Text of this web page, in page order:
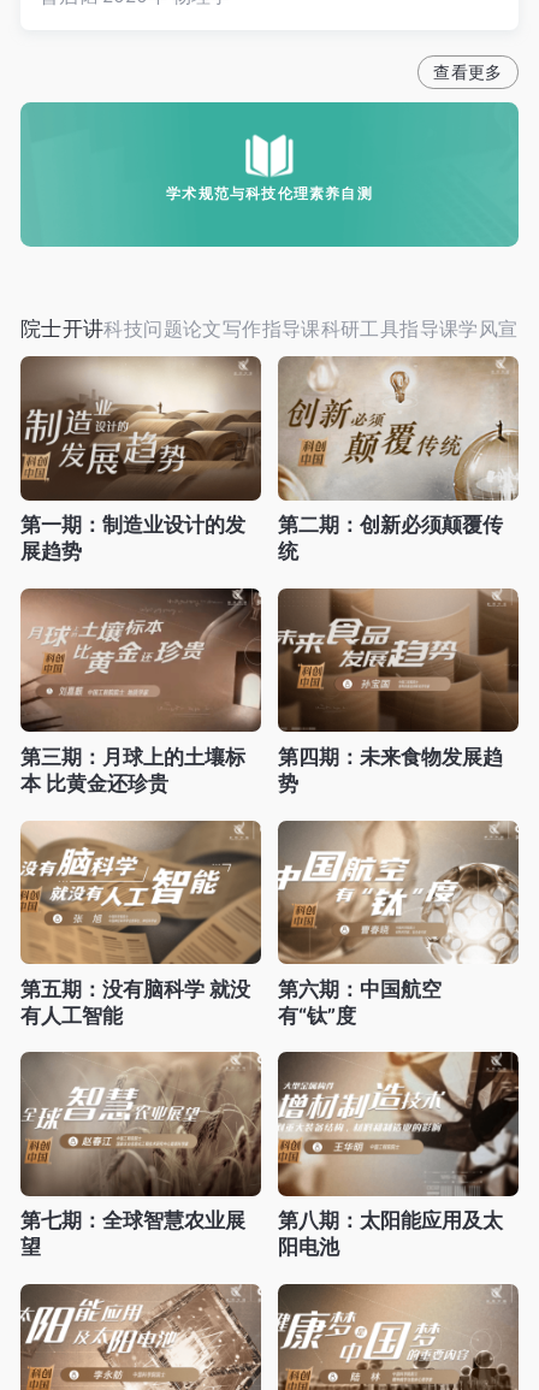
学术规范与科技伦理素养自测
院士开讲科技问题论文写作指导课科研工具指导课学风宣讲
第一期：制造业设计的发
展趋势
第二期：创新必须颠覆传
统
第三期：月球上的土壤标
本 比黄金还珍贵
第四期：未来食物发展趋
势
第五期：没有脑科学 就没
有人工智能
第六期：中国航空
有“钛”度
第七期：全球智慧农业展
望
第八期：太阳能应用及太
阳电池